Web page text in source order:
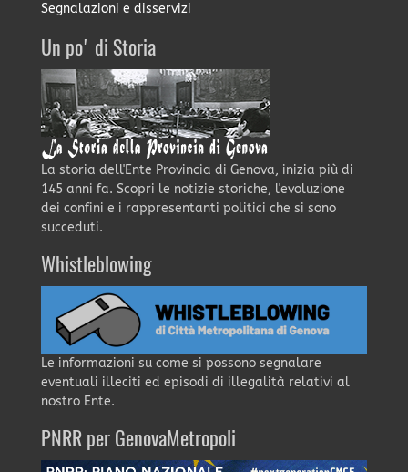
Segnalazioni e disservizi
Un po' di Storia
La storia dell'Ente Provincia di Genova, inizia più di
145 anni fa. Scopri le notizie storiche, l'evoluzione
dei confini e i rappresentanti politici che si sono
succeduti.
Whistleblowing
Le informazioni su come si possono segnalare
eventuali illeciti ed episodi di illegalità relativi al
nostro Ente.
PNRR per GenovaMetropoli